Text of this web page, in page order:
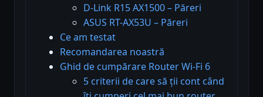
D-Link R15 AX1500 – Păreri
ASUS RT-AX53U – Păreri
Ce am testat
Recomandarea noastră
Ghid de cumpărare Router Wi-Fi 6
5 criterii de care să ții cont când